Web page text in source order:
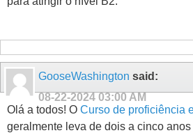
GooseWashington said:
08-22-2024 03:00 AM
Olá a todos! О Curso de proficiência
geralmente leva de dois a cinco